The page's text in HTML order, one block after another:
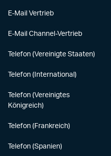
E-Mail Vertrieb
E-Mail Channel-Vertrieb
Telefon (Vereinigte Staaten)
Telefon (International)
Telefon (Vereinigtes
Königreich)
Telefon (Frankreich)
Telefon (Spanien)